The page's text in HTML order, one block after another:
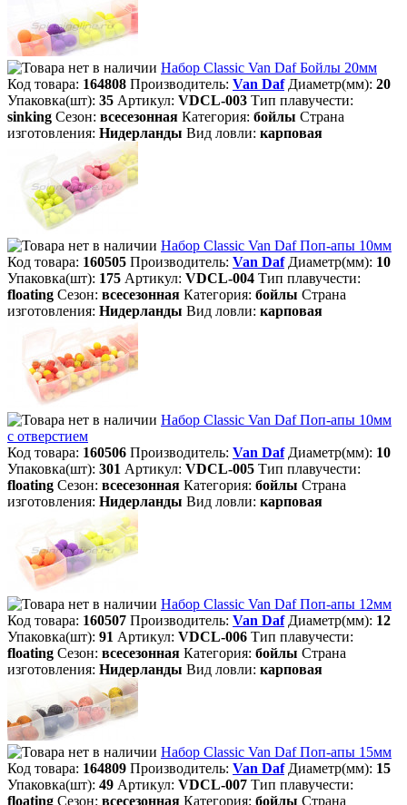
Набор Classic Van Daf Бойлы 20мм
Код товара: 164808 Производитель: Van Daf Диаметр(мм): 20
Упаковка(шт): 35 Артикул: VDCL-003 Тип плавучести:
sinking Сезон: всесезонная Категория: бойлы Страна
изготовления: Нидерланды Вид ловли: карповая
Набор Classic Van Daf Поп-апы 10мм
Код товара: 160505 Производитель: Van Daf Диаметр(мм): 10
Упаковка(шт): 175 Артикул: VDCL-004 Тип плавучести:
floating Сезон: всесезонная Категория: бойлы Страна
изготовления: Нидерланды Вид ловли: карповая
Набор Classic Van Daf Поп-апы 10мм
с отверстием
Код товара: 160506 Производитель: Van Daf Диаметр(мм): 10
Упаковка(шт): 301 Артикул: VDCL-005 Тип плавучести:
floating Сезон: всесезонная Категория: бойлы Страна
изготовления: Нидерланды Вид ловли: карповая
Набор Classic Van Daf Поп-апы 12мм
Код товара: 160507 Производитель: Van Daf Диаметр(мм): 12
Упаковка(шт): 91 Артикул: VDCL-006 Тип плавучести:
floating Сезон: всесезонная Категория: бойлы Страна
изготовления: Нидерланды Вид ловли: карповая
Набор Classic Van Daf Поп-апы 15мм
Код товара: 164809 Производитель: Van Daf Диаметр(мм): 15
Упаковка(шт): 49 Артикул: VDCL-007 Тип плавучести:
floating Сезон: всесезонная Категория: бойлы Страна